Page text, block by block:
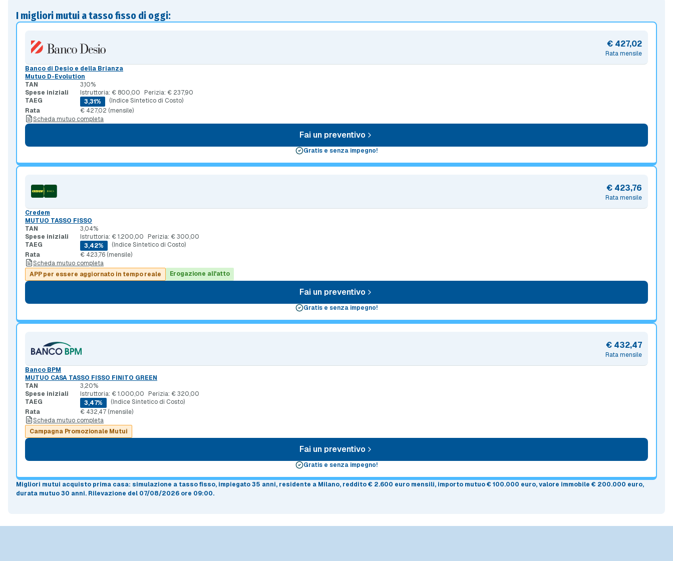
I migliori mutui a tasso fisso di oggi:
Rata mensile
€ 427,02
Banco di Desio e della Brianza
Mutuo D-Evolution
TAN
3,10%
Spese iniziali
Istruttoria: € 800,00
Perizia: € 237,90
TAEG
3,31%
(Indice Sintetico di Costo)
Rata
€ 427,02 (mensile)
Scheda mutuo completa
Fai un preventivo
Gratis e senza impegno!
Rata mensile
€ 423,76
Credem
MUTUO TASSO FISSO
TAN
3,04%
Spese iniziali
Istruttoria: € 1.200,00
Perizia: € 300,00
TAEG
3,42%
(Indice Sintetico di Costo)
Rata
€ 423,76 (mensile)
Scheda mutuo completa
APP per essere aggiornato in tempo reale
Erogazione all'atto
Fai un preventivo
Gratis e senza impegno!
Rata mensile
€ 432,47
Banco BPM
MUTUO CASA TASSO FISSO FINITO GREEN
TAN
3,20%
Spese iniziali
Istruttoria: € 1.000,00
Perizia: € 320,00
TAEG
3,47%
(Indice Sintetico di Costo)
Rata
€ 432,47 (mensile)
Scheda mutuo completa
Campagna Promozionale Mutui
Fai un preventivo
Gratis e senza impegno!
Migliori mutui acquisto prima casa: simulazione a tasso fisso, impiegato 35 anni, residente a Milano, reddito € 2.600 euro mensili, importo mutuo€ 100.000 euro, valore immobile € 200.000 euro,
durata mutuo30 anni. Rilevazione del 07/08/2026 ore 09:00.